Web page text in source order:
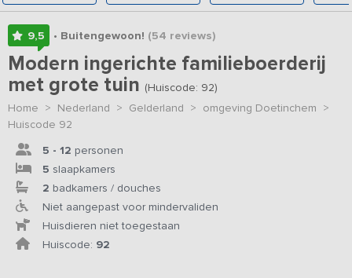
9,5 • Buitengewoon! (54 reviews)
Modern ingerichte familieboerderij
met grote tuin (Huiscode: 92)
Home > Nederland > Gelderland > omgeving Doetinchem >
Huiscode 92
5 - 12 personen
5 slaapkamers
2 badkamers / douches
Niet aangepast voor mindervaliden
Huisdieren niet toegestaan
Huiscode: 92